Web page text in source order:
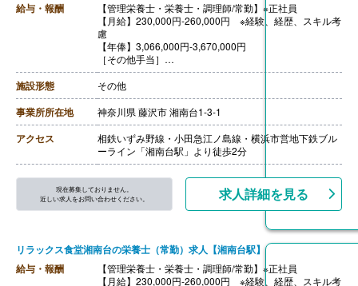
給与・報酬
【管理栄養士・栄養士・調理師/常勤】※正社員
【月給】230,000円-260,000円 ※経験、経歴、スキル考
慮
【年俸】3,066,000円-3,670,000円
［その他手当］
・時間外手当 1分単位で支給
・深夜割増手当 1分単位で支給
【賞与】年2回
【通勤手当】あり（上限50,000円/月）
【退職金】なし
施設形態 その他
事業所所在地 神奈川県 藤沢市 湘南台1-3-1
アクセス
相鉄いずみ野線・小田急江ノ島線・横浜市営地下鉄ブル
ーライン「湘南台駅」より徒歩2分
現在募集しておりません。
近しい求人をお問い合わせください。
求人詳細を見る
リラックス食堂湘南台の栄養士（常勤）求人【湘南台駅】
給与・報酬
【管理栄養士・栄養士・調理師/常勤】※正社員
【月給】230,000円-260,000円 ※経験、経歴、スキル考